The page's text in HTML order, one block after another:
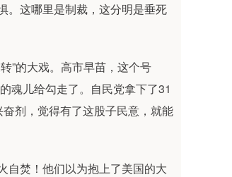
。这哪里是制裁，这分明是垂死
”的大戏。高市早苗，这个号
魂儿给勾走了。自民党拿下了31
剂，觉得有了这股子民意，就能
自焚！他们以为抱上了美国的大